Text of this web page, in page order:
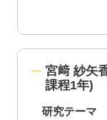
宮﨑 紗矢
課程1年)
研究テーマ